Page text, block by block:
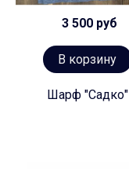
3 500 руб
В корзину
Шарф "Садко"